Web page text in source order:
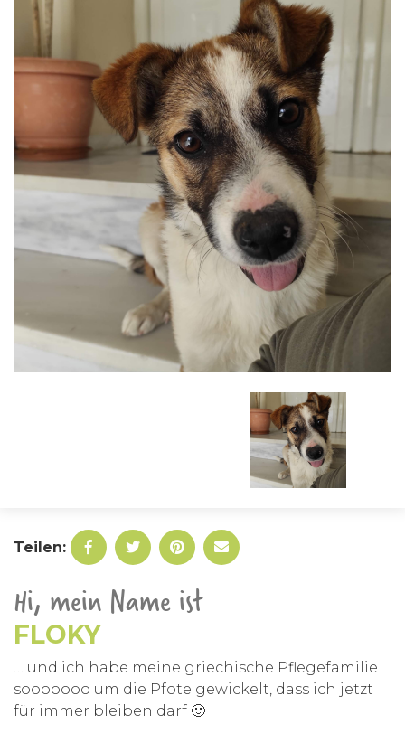
Teilen:
Hi, mein Name ist
FLOKY
… und ich habe meine griechische Pflegefamilie
sooooooo um die Pfote gewickelt, dass ich jetzt
für immer bleiben darf 🙂